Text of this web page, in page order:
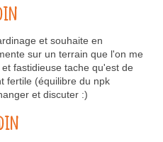
et souhaite en
sur un terrain que l'on me
fastidieuse tache qu'est de
fertile (équilibre du npk
et discuter :)